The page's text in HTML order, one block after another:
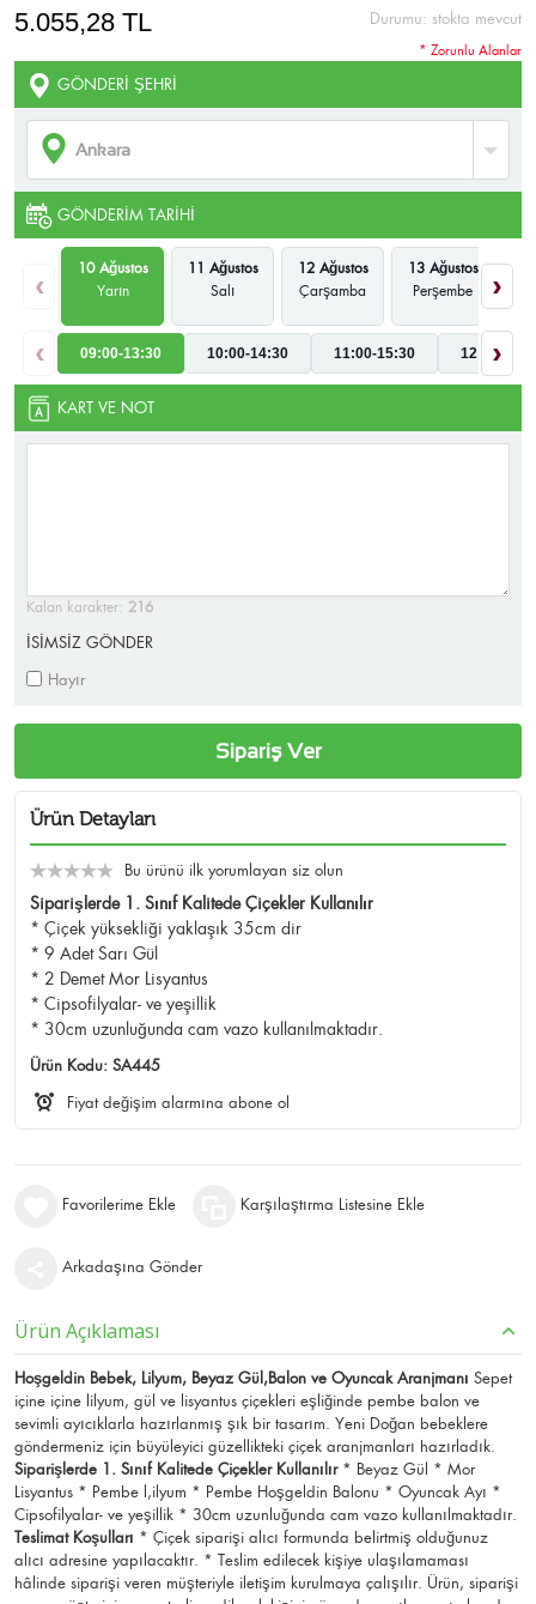
Durumu: stokta mevcut
5.055,28 TL
GÖNDERI ŞEHRI
GÖNDERIM TARIHI
‹
10 Ağustos
Yarın
11 Ağustos
Salı
12 Ağustos
Çarşamba
13 Ağustos
Perşembe
›
‹ 09:00-13:30 10:00-14:30 11:00-15:30 12:00-
›
KART VE NOT
Kalan karakter: 216
İSİMSİZ GÖNDER
Hayır
* Zorunlu Alanlar
Sipariş Ver
Ürün Detayları
Bu ürünü ilk yorumlayan siz olun
Siparişlerde 1. Sınıf Kalitede Çiçekler Kullanılır
* Çiçek yüksekliği yaklaşık 35cm dir
* 9 Adet Sarı Gül
* 2 Demet Mor Lisyantus
* Cipsofilyalar- ve yeşillik
* 30cm uzunluğunda cam vazo kullanılmaktadır.
Ürün Kodu: SA445
Fiyat değişim alarmına abone ol
Favorilerime Ekle Karşılaştırma Listesine Ekle
Arkadaşına Gönder
Ürün Açıklaması
Hoşgeldin Bebek, Lilyum, Beyaz Gül,Balon ve Oyuncak Aranjmanı Sepet
içine içine lilyum, gül ve lisyantus çiçekleri eşliğinde pembe balon ve
sevimli ayıcıklarla hazırlanmış şık bir tasarım. Yeni Doğan bebeklere
göndermeniz için büyüleyici güzellikteki çiçek aranjmanları hazırladık.
Siparişlerde 1. Sınıf Kalitede Çiçekler Kullanılır* Beyaz Gül * Mor
Lisyantus * Pembe l,ilyum * Pembe Hoşgeldin Balonu * Oyuncak Ayı *
Cipsofilyalar- ve yeşillik * 30cm uzunluğunda cam vazo kullanılmaktadır.
Teslimat Koşulları * Çiçek siparişi alıcı formunda belirtmiş olduğunuz
alıcı adresine yapılacaktır. * Teslim edilecek kişiye ulaşılamaması
hâlinde siparişi veren müşteriyle iletişim kurulmaya çalışılır. Ürün, siparişi